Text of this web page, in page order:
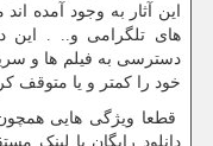
این آثار به وجود آمده
های تلگرامی و.. . این
دسترسی به فیلم ها و
خود را کمتر و یا متوقف
قطعا ویژگی هایی
دانلود رایگان با لینک